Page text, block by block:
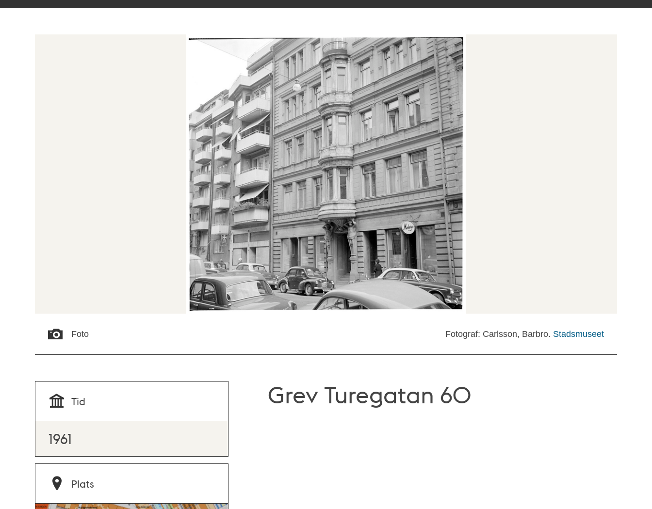
Foto Fotograf: Carlsson, Barbro. Stadsmuseet
Grev Turegatan 60
Tid
1961
Plats